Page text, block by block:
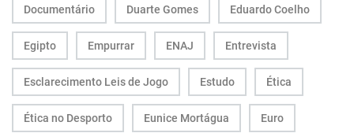
Documentário Duarte Gomes Eduardo Coelho
Egipto Empurrar ENAJ Entrevista
Esclarecimento Leis de Jogo Estudo Ética
Ética no Desporto Eunice Mortágua Euro